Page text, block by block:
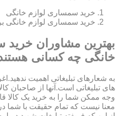
خرید سمساری لوازم خانگی
خرید سمساری لوازم خانگی
بهترین مشاوران خرید
خانگی چه کسانی
به شعارهای تبلیغاتی اهمیت
های تبلیغاتی است.آنها از صاحبان
وجه ممکن شما را به خرید یک کالا
معنا نیست که تمام حقیقت با شما